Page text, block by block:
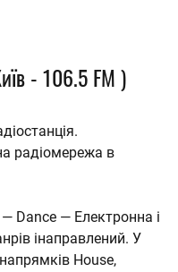
- 106.5 FM )
радіомережа в
Dance — Електронна і
інаправлений. У
House,